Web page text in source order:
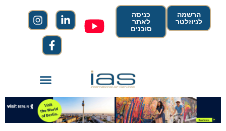
הרשמה
לניוזלטר
כניסה
לאתר
סוכנים